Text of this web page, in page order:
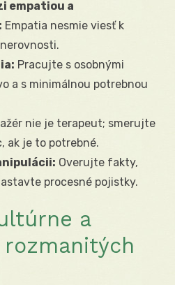
empatiou a
Empatia nesmie viesť k
Pracujte s osobnými
a s minimálnou potrebnou
nie je terapeut; smerujte
ak je to potrebné.
Overujte fakty,
procesné pojistky.
a